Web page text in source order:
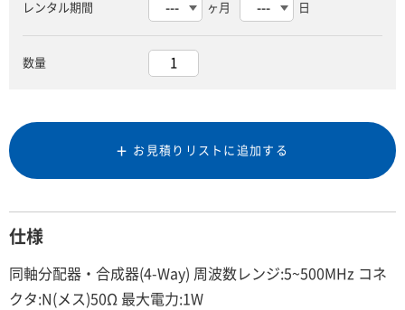
レンタル期間 ヶ月 日
数量
お見積りリストに追加する
仕様
同軸分配器・合成器(4-Way) 周波数レンジ:5~500MHz コネ
クタ:N(メス)50Ω 最大電力:1W